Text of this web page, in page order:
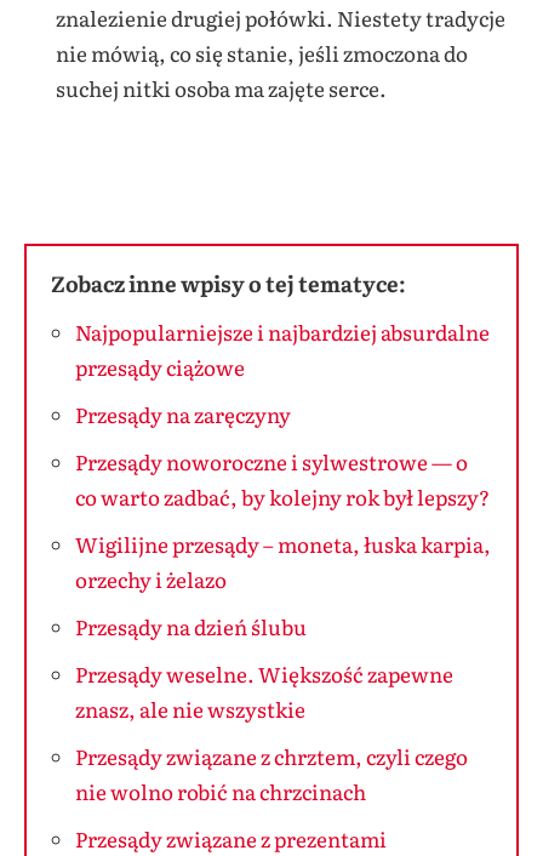
znalezienie drugiej połówki. Niestety tradycje
nie mówią, co się stanie, jeśli zmoczona do
suchej nitki osoba ma zajęte serce.
Zobacz inne wpisy o tej tematyce:
Najpopularniejsze i najbardziej absurdalne
przesądy ciążowe
Przesądy na zaręczyny
Przesądy noworoczne i sylwestrowe — o
co warto zadbać, by kolejny rok był lepszy?
Wigilijne przesądy – moneta, łuska karpia,
orzechy i żelazo
Przesądy na dzień ślubu
Przesądy weselne. Większość zapewne
znasz, ale nie wszystkie
Przesądy związane z chrztem, czyli czego
nie wolno robić na chrzcinach
Przesądy związane z prezentami